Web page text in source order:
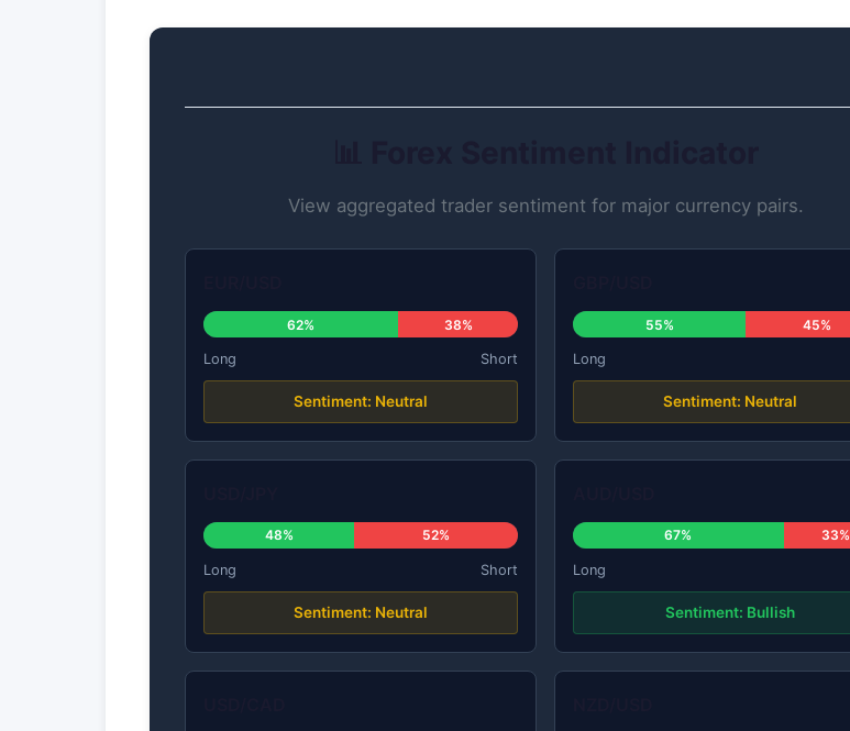
View aggregated trader sentiment for major currency pairs.
62% 38%
Long Short
Sentiment: Neutral
55% 45%
Long
Sentiment: Neutral
48% 52%
Long Short
Sentiment: Neutral
67% 33%
Long
Sentiment: Bullish